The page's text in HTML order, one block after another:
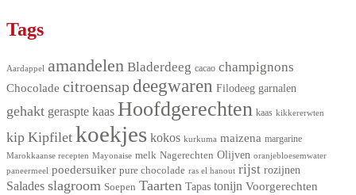
Tags
Aardappel amandelen Bladerdeeg cacao champignons
Chocolade citroensapdeegwaren Filodeeg garnalen
gehakt geraspte kaas Hoofdgerechten kaas kikkererwten
kip Kipfilet koekjes kokos kurkuma maizena margarine
Marokkaanse recepten Mayonaise melk Nagerechten Olijven oranjebloesemwater
paneermeel poedersuiker pure chocolade ras el hanout rijst rozijnen
Salades slagroom Soepen Taarten Tapas tonijn Voorgerechten